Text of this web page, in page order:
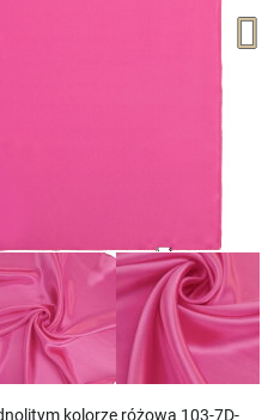
kolorze różowa 103-7D-